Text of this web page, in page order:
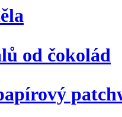
od čokolád